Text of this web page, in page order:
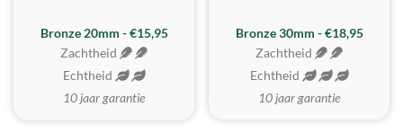
Bronze 20mm - €15,95
Zachtheid
Echtheid
10 jaar garantie
BESTE KOOP
Bronze 30mm - €18,95
Zachtheid
Echtheid
10 jaar garantie